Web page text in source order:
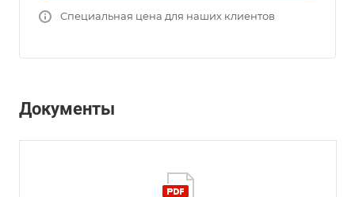
Специальная цена для наших клиентов
Документы